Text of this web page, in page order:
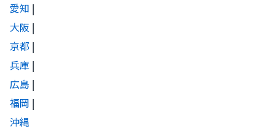
愛知 |
大阪 |
京都 |
兵庫 |
広島 |
福岡 |
沖縄